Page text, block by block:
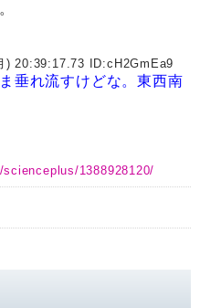
) 20:39:17.73 ID:cH2GmEa9
垂れ流すけどな。東西南
1388928120/